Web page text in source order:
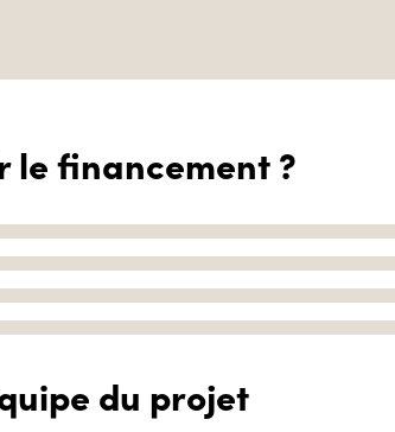
le financement ?
du projet